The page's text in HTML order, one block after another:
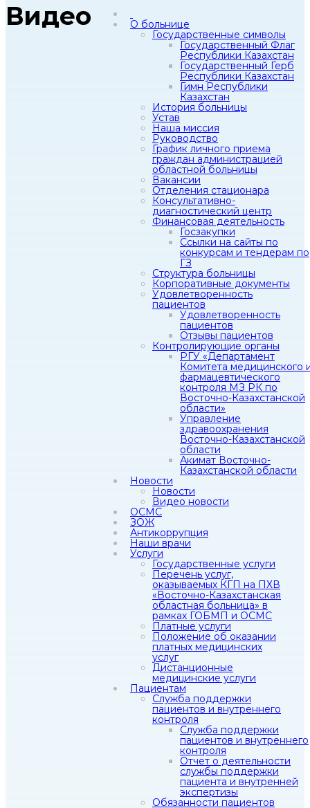
О больнице
Государственные символы
Государственный Флаг
Республики Казахстан
Государственный Герб
Республики Казахстан
Гимн Республики
Казахстан
История больницы
Устав
Наша миссия
Руководство
График личного приема
граждан администрацией
областной больницы
Вакансии
Отделения стационара
Консультативно-
диагностический центр
Финансовая деятельность
Госзакупки
Ссылки на сайты по
конкурсам и тендерам по
ГЗ
Структура больницы
Корпоративные документы
Удовлетворенность
пациентов
Удовлетворенность
пациентов
Отзывы пациентов
Контролирующие органы
РГУ «Департамент
Комитета медицинского
фармацевтического
контроля МЗ РК по
Восточно-Казахстанской
области»
Управление
здравоохранения
Восточно-Казахстанской
области
Акимат Восточно-
Казахстанской области
Новости
Новости
Видео новости
ОСМС
ЗОЖ
Антикоррупция
Наши врачи
Услуги
Государственные услуги
Перечень услуг,
оказываемых КГП на ПХВ
«Восточно-Казахстанская
областная больница» в
рамках ГОБМП и ОСМС
Платные услуги
Положение об оказании
платных медицинских
услуг
Дистанционные
медицинские услуги
Пациентам
Служба поддержки
пациентов и внутреннего
контроля
Служба поддержки
пациентов и внутреннего
контроля
Отчет о деятельности
службы поддержки
пациента и внутренней
экспертизы
Обязанности пациентов
Видео